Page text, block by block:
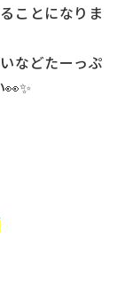
ことになりま
などたーっぷ